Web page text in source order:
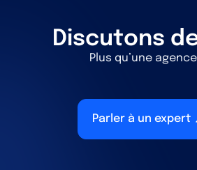
Discutons
Plus qu’une
Parler à un expert